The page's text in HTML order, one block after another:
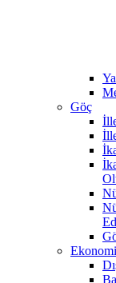
Göç
Ekonomi